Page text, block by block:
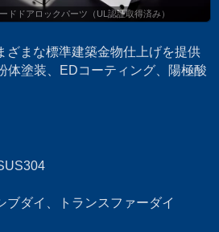
ドドアロックパーツ（UL認証取得済み）
ざまな標準建築金物仕上げを提供
体塗装、EDコーティング、陽極酸
ブダイ、トランスファーダイ